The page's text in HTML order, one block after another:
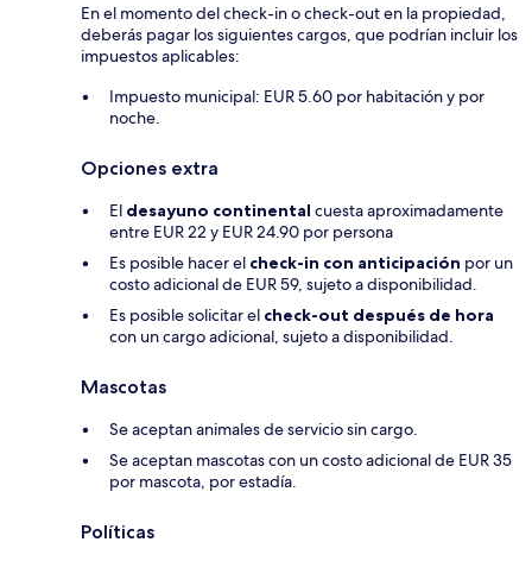
En el momento del check-in o check-out en la propiedad,
deberás pagar los siguientes cargos, que podrían incluir los
impuestos aplicables:
Impuesto municipal: EUR 5.60 por habitación y por
noche.
Opciones extra
El desayuno continental cuesta aproximadamente
entre EUR 22 y EUR 24.90 por persona
Es posible hacer el check-in con anticipación por un
costo adicional de EUR 59, sujeto a disponibilidad.
Es posible solicitar el check-out después de hora
con un cargo adicional, sujeto a disponibilidad.
Mascotas
Se aceptan animales de servicio sin cargo.
Se aceptan mascotas con un costo adicional de EUR 35
por mascota, por estadía.
Políticas